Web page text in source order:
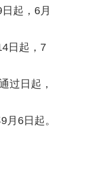
起，6月
日起，7
过日起，
6日起。